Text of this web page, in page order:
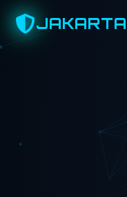
JAKARTA